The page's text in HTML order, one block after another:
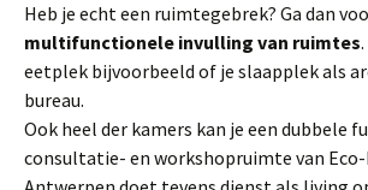
Heb je echt een ruimtegebrek? Ga dan
multifunctionele invulling van ruimtes
eetplek bijvoorbeeld of je slaapplek als
bureau.
Ook heel der kamers kan je een dubbele
consultatie- en workshopruimte van Eco-